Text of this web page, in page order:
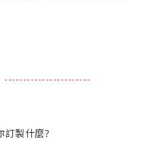
-----------------------
訂製什麼?